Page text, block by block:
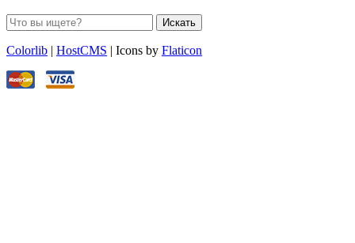
Искать
Colorlib | HostCMS | Icons by Flaticon